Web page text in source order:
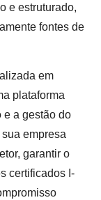
e estruturado,
fontes de
em
plataforma
e a gestão do
empresa
garantir o
certificados I-